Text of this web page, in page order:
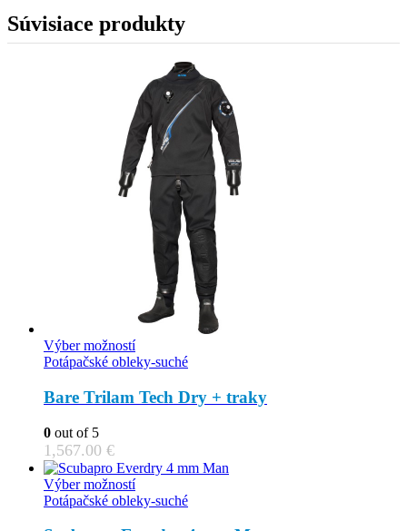
Súvisiace produkty
Výber možnostíThis
product
multiple
variants.
be
chosen
on
Potápačské obleky-suché
Bare Trilam Tech Dry + traky
0 out of 5
1,567.00 €
Výber možnostíThis
product
Potápačské obleky-suché